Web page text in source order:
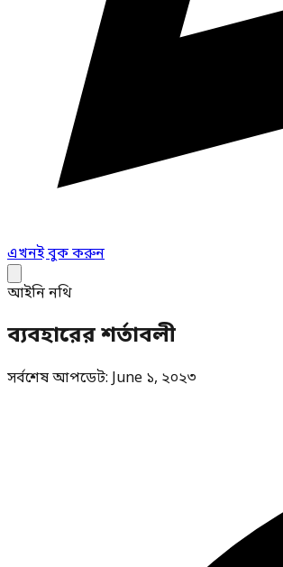
এখনই বুক করুন
আইনি নথি
ব্যবহারের শর্তাবলী
সর্বশেষ আপডেট: June ১, ২০২৩